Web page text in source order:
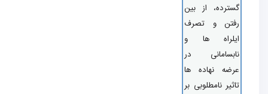
از بین
و تصرف
ها و
در
نهاده ها
نامطلوبی بر